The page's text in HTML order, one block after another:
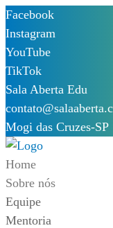
Skip
to
content
Facebook
Instagram
YouTube
TikTok
Sala Aberta Edu
Mogi das Cruzes-SP
Home
Sobre nós
Equipe
Mentoria